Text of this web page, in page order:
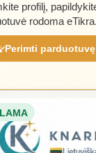
profilį,
rodoma
Perimti parduotuvę